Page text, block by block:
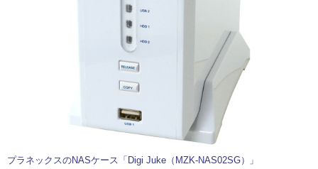
プラネックスのNASケース「Digi Juke（MZK-NAS02SG）」